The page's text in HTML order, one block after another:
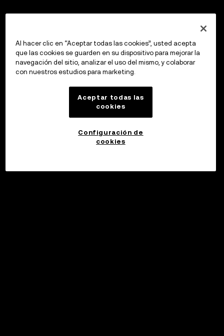
Al hacer clic en “Aceptar todas las cookies”, usted acepta
que las cookies se guarden en su dispositivo para mejorar la
navegación del sitio, analizar el uso del mismo, y colaborar
con nuestros estudios para marketing.
Aceptar todas las
cookies
Configuración de
cookies